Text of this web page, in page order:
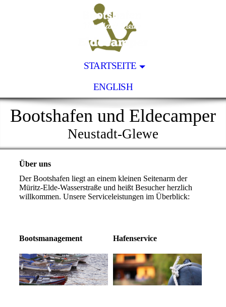
STARTSEITE
ENGLISH
Bootshafen und Eldecamper
Neustadt-Glewe
Über uns
Der Bootshafen liegt an einem kleinen Seitenarm der
Müritz-Elde-Wasserstraße und heißt Besucher herzlich
willkommen. Unsere Serviceleistungen im Überblick:
Bootsmanagement Hafenservice